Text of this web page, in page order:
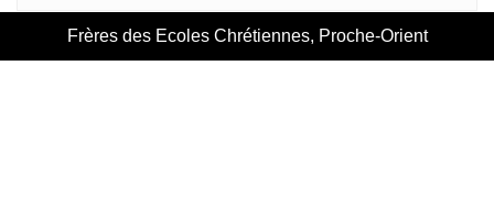
Frères des Ecoles Chrétiennes, Proche-Orient